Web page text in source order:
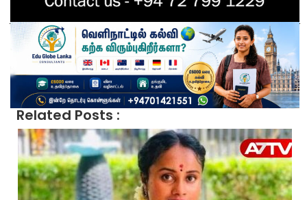
Related Posts :